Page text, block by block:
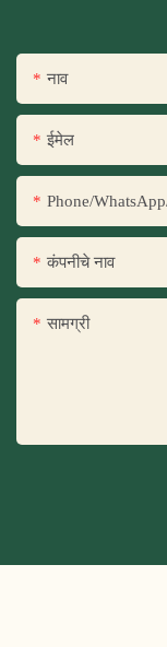
नाव
ईमेल
Phone/
कंपनीचे नाव
सामग्री